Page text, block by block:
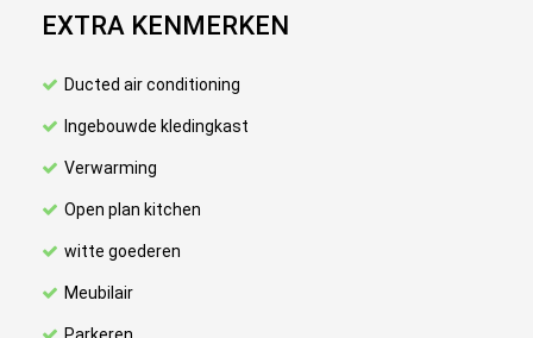
EXTRA KENMERKEN
Ducted air conditioning
Ingebouwde kledingkast
Verwarming
Open plan kitchen
witte goederen
Meubilair